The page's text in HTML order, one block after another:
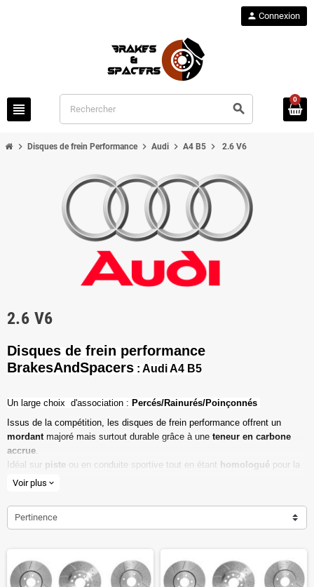
view_headline search
person Connexion
0
chevron_right Disques de frein Performance chevron_right Audi chevron_right A4 B5 chevron_right 2.6 V6
2.6 V6
Disques de frein performance
BrakesAndSpacers : Audi A4 B5
Un l arge choix d'association : Percés/Rainurés/Poinçonnés
Issus de la compétition, les disques de frein performance offrent un
mordant majoré mais surtout durable grâce à une teneur en carbone
accrue.
Idéal sur piste ou en conduite sportive tout en étant homologué pour la
route ouverte.
Dimensions d'origine respectées
Voir plus expand_more
Pertinence